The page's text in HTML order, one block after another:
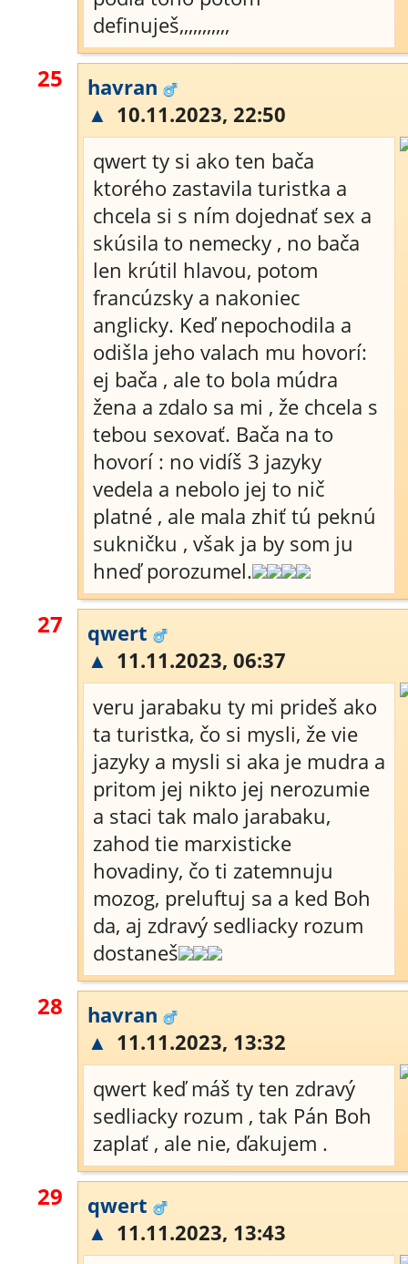
definuješ,,,,,,,,,,,
25
havran
▲ 10.11.2023, 22:50
qwert ty si ako ten bača
ktorého zastavila turistka a
chcela si s ním dojednať sex a
skúsila to nemecky , no bača
len krútil hlavou, potom
francúzsky a nakoniec
anglicky. Keď nepochodila a
odišla jeho valach mu hovorí:
ej bača , ale to bola múdra
žena a zdalo sa mi , že chcela s
tebou sexovať. Bača na to
hovorí : no vidíš 3 jazyky
vedela a nebolo jej to nič
platné , ale mala zhiť tú peknú
sukničku , však ja by som ju
hneď porozumel.
27
qwert
▲ 11.11.2023, 06:37
veru jarabaku ty mi prideš ako
ta turistka, čo si mysli, že vie
jazyky a mysli si aka je mudra a
pritom jej nikto jej nerozumie
a staci tak malo jarabaku,
zahod tie marxisticke
hovadiny, čo ti zatemnuju
mozog, preluftuj sa a ked Boh
da, aj zdravý sedliacky rozum
dostaneš
28
havran
▲ 11.11.2023, 13:32
qwert keď máš ty ten zdravý
sedliacky rozum , tak Pán Boh
zaplať , ale nie, ďakujem .
29
qwert
▲ 11.11.2023, 13:43